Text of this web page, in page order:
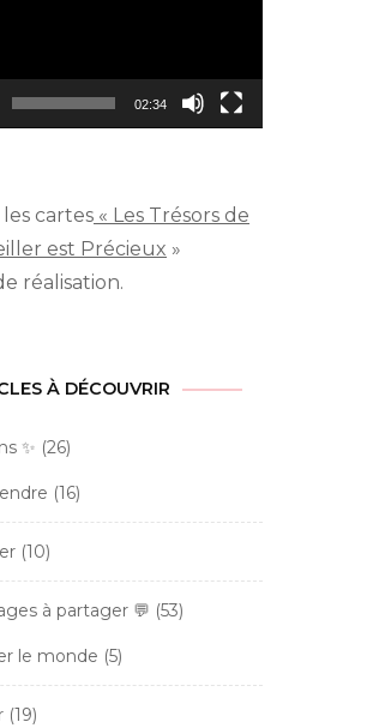
02:34
cartes « Les Trésors de
est Précieux »
réalisation.
À DÉCOUVRIR
✨ (26)
(16)
(10)
à partager 💬 (53)
le monde (5)
(19)